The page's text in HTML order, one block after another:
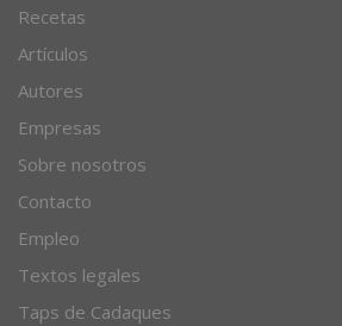
Recetas
Artículos
Autores
Empresas
Sobre nosotros
Contacto
Empleo
Textos legales
Taps de Cadaques